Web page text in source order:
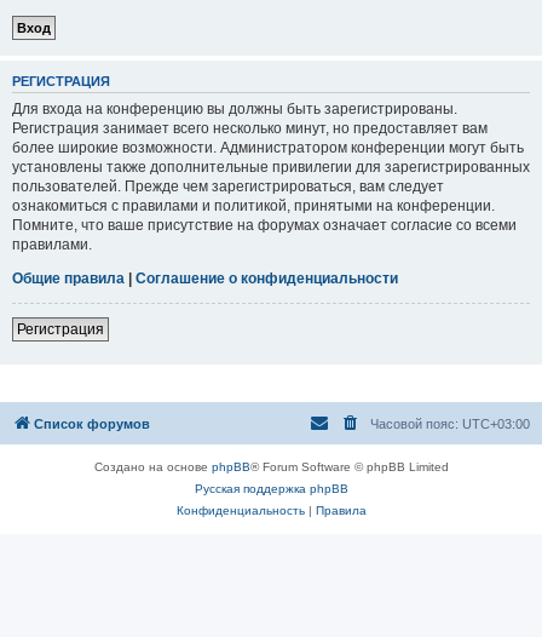
РЕГИСТРАЦИЯ
Для входа на конференцию вы должны быть зарегистрированы.
Регистрация занимает всего несколько минут, но предоставляет вам
более широкие возможности. Администратором конференции могут быть
установлены также дополнительные привилегии для зарегистрированных
пользователей. Прежде чем зарегистрироваться, вам следует
ознакомиться с правилами и политикой, принятыми на конференции.
Помните, что ваше присутствие на форумах означает согласие со всеми
правилами.
Общие правила
Соглашение о конфиденциальности
Регистрация
Список форумов Часовой пояс: UTC+03:00
Создано на основе phpBB® Forum Software © phpBB Limited
Русская поддержка phpBB
Конфиденциальность| Правила